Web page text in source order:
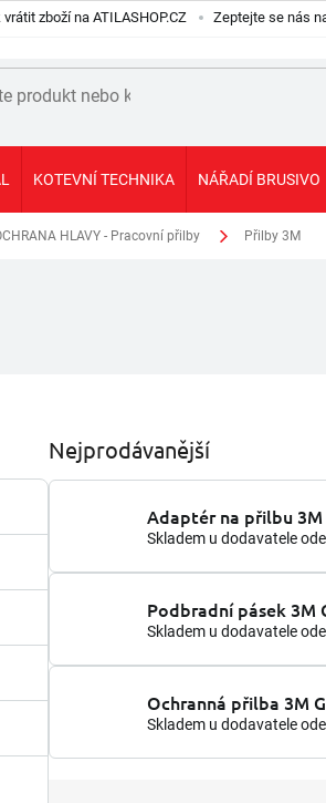
zboží na ATILASHOP.CZ Zeptejte se nás
KOTEVNÍ TECHNIKA NÁŘADÍ BRUSIVO
HLAVY - Pracovní přilby Přilby 3M
Nejprodávanější
Adaptér na přilbu 3M
Skladem u dodavatele
Podbradní pásek 3M
Skladem u dodavatele
Ochranná přilba 3M
Skladem u dodavatele